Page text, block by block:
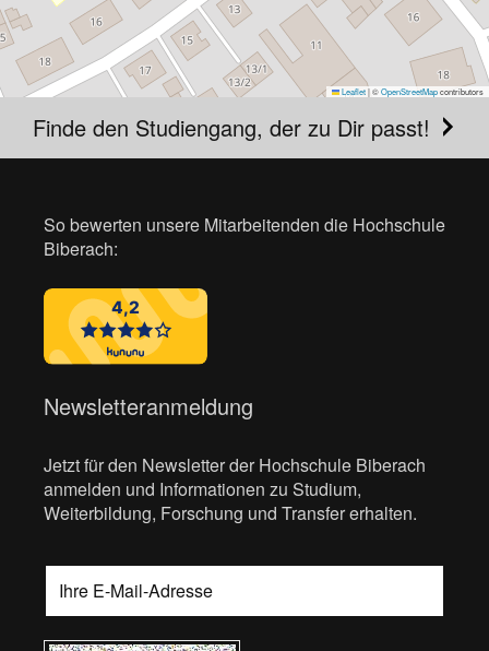
Leaflet|©OpenStreetMapcontributors
Finde den Studiengang, der zu Dir passt!
So bewerten unsere Mitarbeitenden die Hochschule
Biberach:
Newsletteranmeldung
Jetzt für den Newsletter der Hochschule Biberach
anmelden und Informationen zu Studium,
Weiterbildung, Forschung und Transfer erhalten.